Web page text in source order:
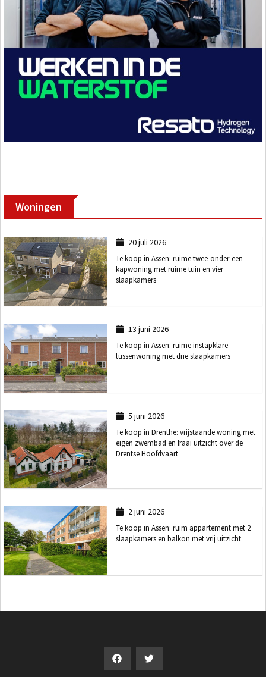
Woningen
20 juli 2026
Te koop in Assen: ruime twee-onder-een-
kapwoning met ruime tuin en vier
slaapkamers
13 juni 2026
Te koop in Assen: ruime instapklare
tussenwoning met drie slaapkamers
5 juni 2026
Te koop in Drenthe: vrijstaande woning met
eigen zwembad en fraai uitzicht over de
Drentse Hoofdvaart
2 juni 2026
Te koop in Assen: ruim appartement met 2
slaapkamers en balkon met vrij uitzicht